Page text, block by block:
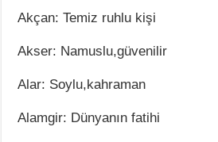
Akçan: Temiz ruhlu kişi
Akser: Namuslu,güvenilir
Alar: Soylu,kahraman
Alamgir: Dünyanın fatihi